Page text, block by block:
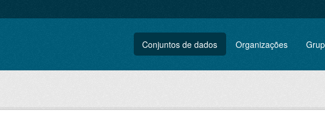
Conjuntos de dados Organizações